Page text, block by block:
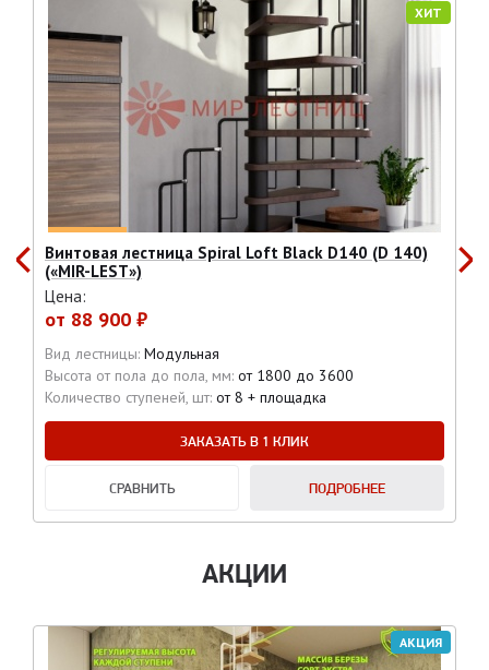
ХИТ
Винтовая лестница Spiral Loft Black D140 (D 140)
(«MIR-LEST»)
Цена:
от 88 900 ₽
Вид лестницы: Модульная
Высота от пола до пола, мм: от 1800 до 3600
Количество ступеней, шт: от 8 + площадка
ЗАКАЗАТЬ В 1 КЛИК
СРАВНИТЬ ПОДРОБНЕЕ
АКЦИИ
АКЦИЯ